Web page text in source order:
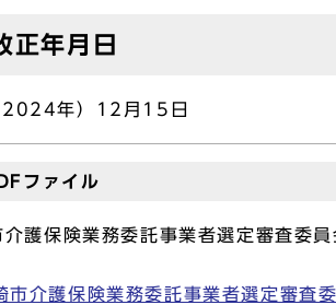
正年月日
2024年）12月15日
ファイル
介護保険業務委託事業者選定審査委員
市介護保険業務委託事業者選定審